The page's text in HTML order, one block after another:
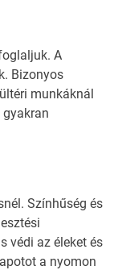
A
Bizonyos
munkáknál
Színhűség és
védi az éleket és
a nyomon